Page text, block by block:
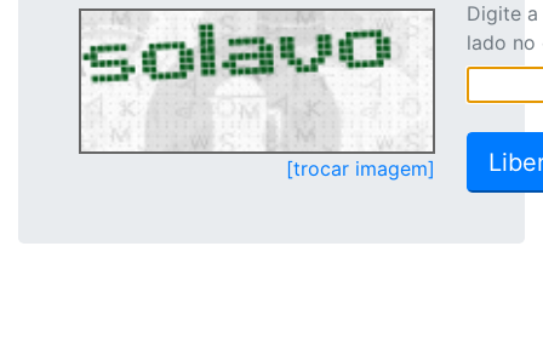
[trocar imagem]
Digite
lado no